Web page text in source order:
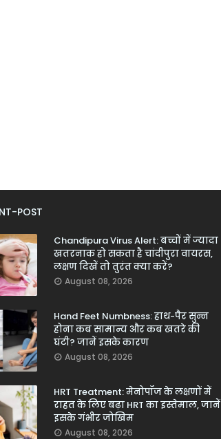
POST
Chandipura Virus Alert: बच्चों में ज्यादा
खतरनाक हो सकता है चांदीपुरा वायरस,
लक्षण दिखें तो तुरंत क्या करें?
August 08, 2026
Hand Feet Numbness: हाथ-पैर सुन्न
होना कब सामान्य और कब खतरे की
घंटी? जानें इसके कारण
August 08, 2026
HRT Treatment: मेनोपॉज के लक्षणों में
राहत के लिए बढ़ा HRT का इस्तेमाल, जानें
इसके गंभीर जोखिम
August 08, 2026